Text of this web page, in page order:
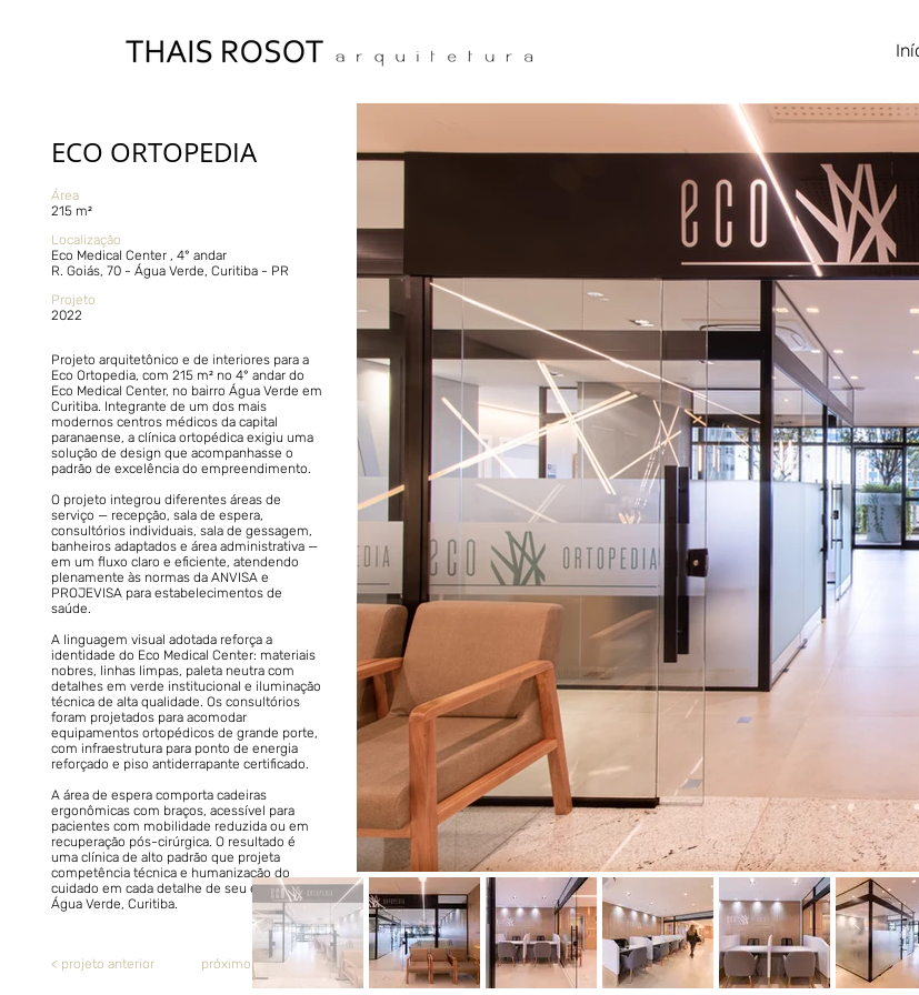
ECO ORTOPEDIA
Área
215 m²
Localização
Eco Medical Center , 4° andar
R. Goiás, 70 - Água Verde, Curitiba - PR
Projeto
2022
Projeto arquitetônico e de interiores para a
Eco Ortopedia, com 215 m² no 4° andar do
Eco Medical Center, no bairro Água Verde em
Curitiba. Integrante de um dos mais
modernos centros médicos da capital
paranaense, a clínica ortopédica exigiu uma
solução de design que acompanhasse o
padrão de excelência do empreendimento.
O projeto integrou diferentes áreas de
serviço — recepção, sala de espera,
consultórios individuais, sala de gessagem,
banheiros adaptados e área administrativa —
em um fluxo claro e eficiente, atendendo
plenamente às normas da ANVISA e
PROJEVISA para estabelecimentos de
saúde.
A linguagem visual adotada reforça a
identidade do Eco Medical Center: materiais
nobres, linhas limpas, paleta neutra com
detalhes em verde institucional e iluminação
técnica de alta qualidade. Os consultórios
foram projetados para acomodar
equipamentos ortopédicos de grande porte,
com infraestrutura para ponto de energia
reforçado e piso antiderrapante certificado.
A área de espera comporta cadeiras
ergonômicas com braços, acessível para
pacientes com mobilidade reduzida ou em
recuperação pós-cirúrgica. O resultado é
uma clínica de alto padrão que projeta
competência técnica e humanização do
cuidado em cada detalhe de seu espaço no
Água Verde, Curitiba.
< projeto anterior